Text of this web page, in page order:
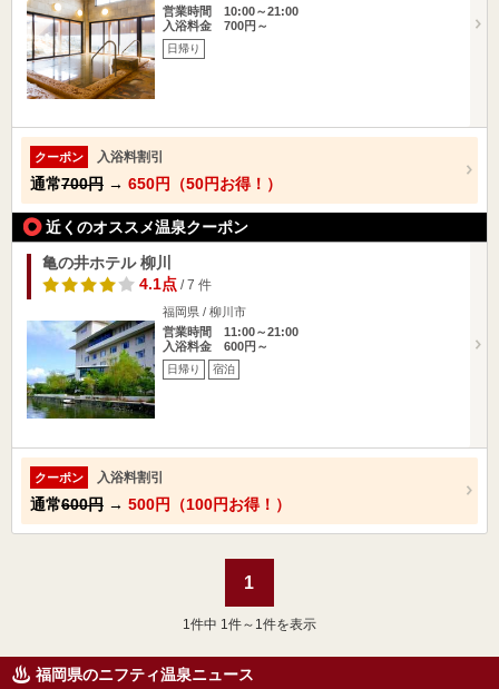
営業時間 10:00～21:00
入浴料金 700円～
日帰り
クーポン 入浴料割引
通常700円 → 650円（50円お得！）
近くのオススメ温泉クーポン
亀の井ホテル 柳川
4.1点/ 7 件
福岡県 / 柳川市
営業時間 11:00～21:00
入浴料金 600円～
日帰り 宿泊
クーポン 入浴料割引
通常600円 → 500円（100円お得！）
1
1 件中 1件～1件を表示
福岡県のニフティ温泉ニュース